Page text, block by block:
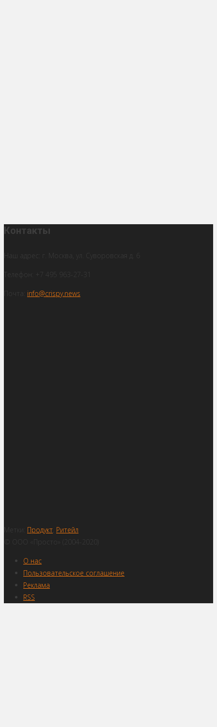
Контакты
Наш адрес: г. Москва, ул. Суворовская д. 6
Телефон: +7 495 963-27-31
Почта: info@crispy.news
Метки: Продукт Ритейл
© ООО «Просто» (2004-2020)
О нас
Пользовательское соглашение
Реклама
RSS